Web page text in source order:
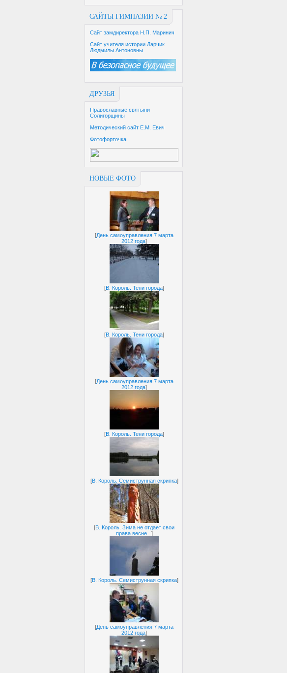
САЙТЫ ГИМНАЗИИ № 2
Сайт замдиректора Н.П. Маринич
Сайт учителя истории Ларчик
Людмилы Антоновны
ДРУЗЬЯ
Православные святыни
Солигорщины
Методический сайт Е.М. Евич
Фотофорточка
НОВЫЕ ФОТО
[День самоуправления 7 марта
2012 года]
[В. Король. Тени города]
[В. Король. Тени города]
[День самоуправления 7 марта
2012 года]
[В. Король. Тени города]
[В. Король. Семиструнная скрипка]
[В. Король. Зима не отдает свои
права весне... ]
[В. Король. Семиструнная скрипка]
[День самоуправления 7 марта
2012 года]